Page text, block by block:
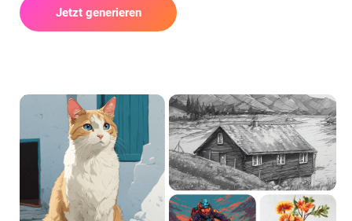
Jetzt generieren